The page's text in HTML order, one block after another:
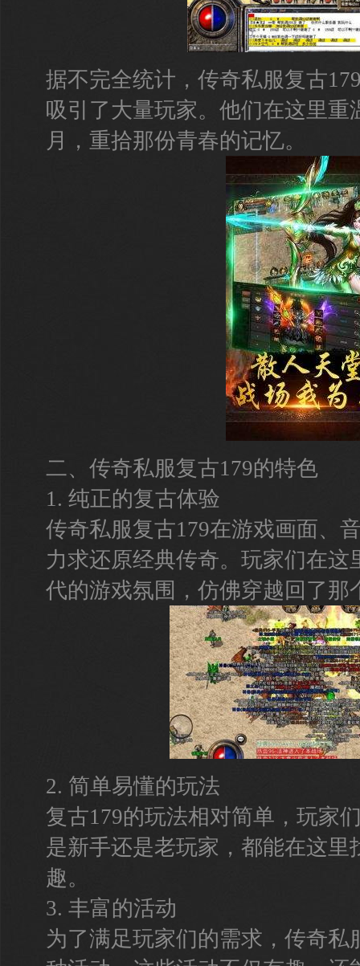
据不完全统计，传奇私服复古
吸引了大量玩家。他们在这里重
月，重拾那份青春的记忆。
二、传奇私服复古179的特色
1. 纯正的复古体验
传奇私服复古179在游戏画面、
力求还原经典传奇。玩家们在这
代的游戏氛围，仿佛穿越回了那
2. 简单易懂的玩法
复古179的玩法相对简单，玩家
是新手还是老玩家，都能在这里
趣。
3. 丰富的活动
为了满足玩家们的需求，传奇私